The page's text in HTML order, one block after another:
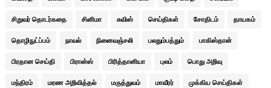
சிறுவர் தொடர்கதை சினிமா சுவிஸ் செய்திகள் சோதிடம் தாயகம்
தொழிநுட்ப்பம் நாவல் நினைவஞ்சலி பலதும்பத்தும் பாகிஸ்தான்
பிரதான செய்தி பிரான்ஸ் பிரித்தானியா புலம் பொது அறிவு
மந்திரம் மரண அறிவித்தல் மருத்துவம் மாவீரர் முக்கிய செய்திகள்